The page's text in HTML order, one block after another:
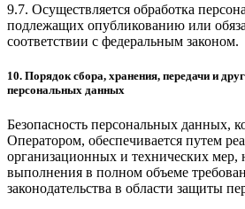
9.7. Осуществляется обработка
подлежащих опубликованию или
соответствии с федеральным законом.
10. Порядок сбора, хранения, передачи и
персональных данных
Безопасность персональных данных,
Оператором, обеспечивается путем
организационных и технических мер,
выполнения в полном объеме
законодательства в области защиты